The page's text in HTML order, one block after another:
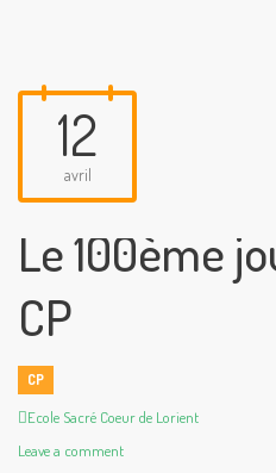
12
avril
Le 100ème
CP
CP
Author
Ecole Sacré Coeur de Lorient
Leave a comment